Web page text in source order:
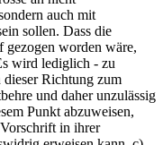
auch mit
sollen. Dass die
gezogen worden wäre,
wird lediglich - zu
dieser Richtung zum
und daher unzulässig
Punkt abzuweisen,
in ihrer